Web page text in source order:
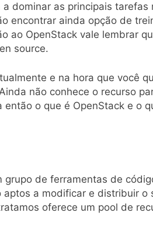
dominar as principais tarefas
encontrar ainda opção de
ao OpenStack vale lembrar
source.
e na hora que você
não conhece o recurso
o que é OpenStack e o
grupo de ferramentas de
a modificar e distribuir o
oferece um pool de